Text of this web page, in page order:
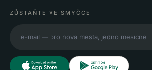
ZŮSTAŇTE VE SMYČCE